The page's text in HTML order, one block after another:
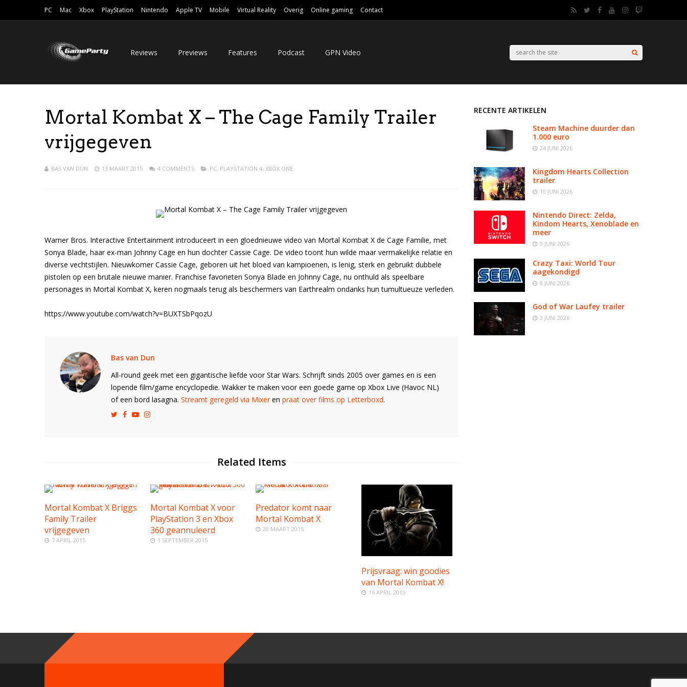
PC Mac Xbox PlayStation Nintendo Apple TV Mobile Virtual Reality Overig Online gaming Contact
Reviews Previews Features Podcast GPN Video
Mortal Kombat X – The Cage Family Trailer
vrijgegeven
BAS VAN DUN 13 MAART 2015 4 COMMENTS PC, PLAYSTATION 4, XBOX ONE
Warner Bros. Interactive Entertainment introduceert in een gloednieuwe video van Mortal Kombat X de Cage Familie, met
Sonya Blade, haar ex-man Johnny Cage en hun dochter Cassie Cage. De video toont hun wilde maar vermakelijke relatie en
diverse vechtstijlen. Nieuwkomer Cassie Cage, geboren uit het bloed van kampioenen, is lenig, sterk en gebruikt dubbele
pistolen op een brutale nieuwe manier. Franchise favorieten Sonya Blade en Johnny Cage, nu onthuld als speelbare
personages in Mortal Kombat X, keren nogmaals terug als beschermers van Earthrealm ondanks hun tumultueuze verleden.
https://www.youtube.com/watch?v=BUXTSbPqozU
Bas van Dun
All-round geek met een gigantische liefde voor Star Wars. Schrijft sinds 2005 over games en is een
lopende film/game encyclopedie. Wakker te maken voor een goede game op Xbox Live (Havoc NL)
of een bord lasagna. Streamt geregeld via Mixeren praat over films op Letterboxd.
Related Items
Mortal Kombat X Briggs
Family Trailer
vrijgegeven
7 APRIL 2015
Mortal Kombat X voor
PlayStation 3 en Xbox
360 geannuleerd
1 SEPTEMBER 2015
Predator komt naar
Mortal Kombat X
20 MAART 2015
Prijsvraag: win goodies
van Mortal Kombat X!
16 APRIL 2015
RECENTE ARTIKELEN
Steam Machine duurder dan
1.000 euro
24 JUNI 2026
Kingdom Hearts Collection
trailer
10 JUNI 2026
Nintendo Direct: Zelda,
Kindom Hearts, Xenoblade en
meer
9 JUNI 2026
Crazy Taxi: World Tour
aagekondigd
8 JUNI 2026
God of War Laufey trailer
3 JUNI 2026